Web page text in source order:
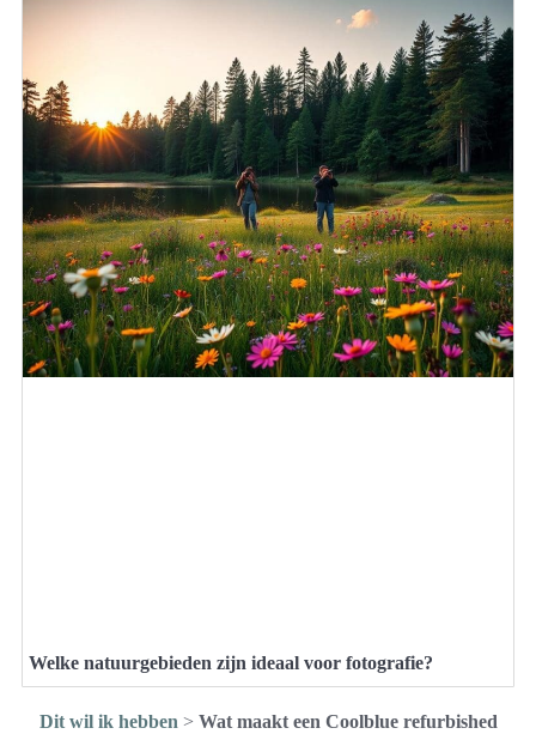
Welke natuurgebieden zijn ideaal voor fotografie?
Dit wil ik hebben > Wat maakt een Coolblue refurbished